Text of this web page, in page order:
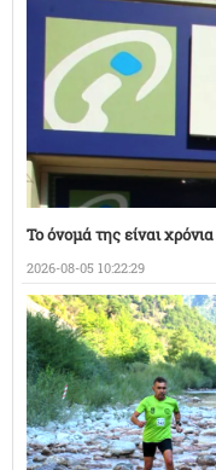
Το όνομά της είναι
2026-08-05 10:22:29